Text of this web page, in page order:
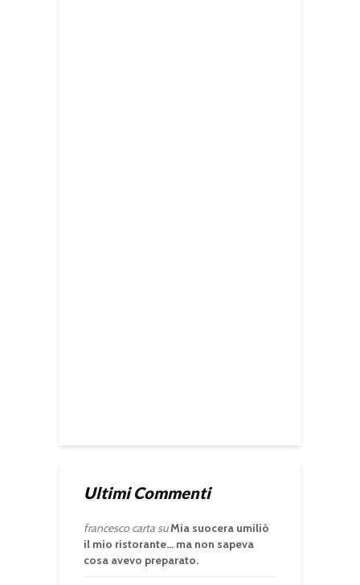
Ultimi Commenti
francesco cartasuMia suocera umiliò
il mio ristorante… ma non sapeva
cosa avevo preparato.